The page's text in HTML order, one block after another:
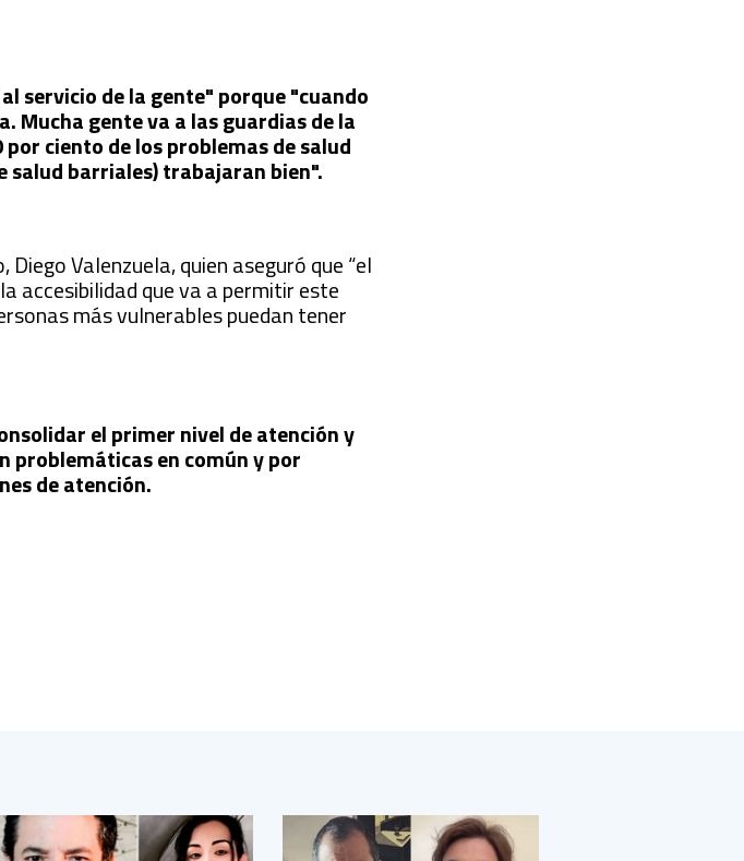
servicio de la gente" porque "cuando
Mucha gente va a las guardias de la
ciento de los problemas de salud
salud barriales) trabajaran bien".
Valenzuela, quien aseguró que “el
accesibilidad que va a permitir este
más vulnerables puedan tener
el primer nivel de atención y
problemáticas en común y por
de atención.